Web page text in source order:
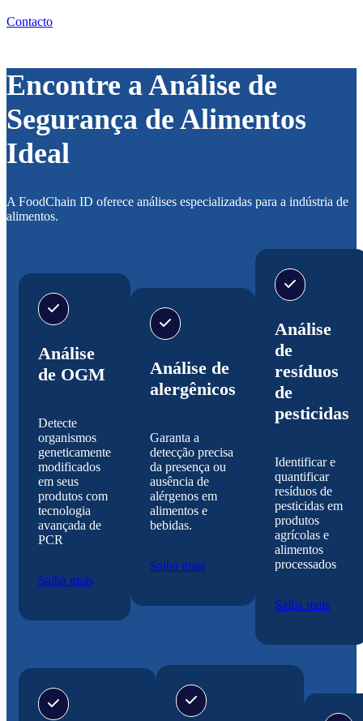
Contacto
Encontre a Análise de
Segurança de Alimentos
Ideal
A FoodChain ID oferece análises especializadas para a indústria de
alimentos.
Análise
de OGM
Detecte
organismos
geneticamente
modificados
em seus
produtos com
tecnologia
avançada de
PCR
Saiba mais
Análise de
alergênicos
Garanta a
detecção precisa
da presença ou
ausência de
alérgenos em
alimentos e
bebidas.
Saiba mais
Análise
de
resíduos
de
pesticidas
Identificar e
quantificar
resíduos de
pesticidas em
produtos
agrícolas e
alimentos
processados
Saiba mais